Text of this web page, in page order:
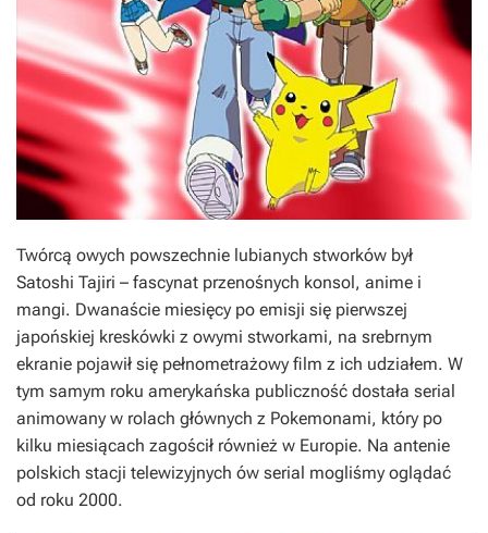
Twórcą owych powszechnie lubianych stworków był
Satoshi Tajiri – fascynat przenośnych konsol, anime i
mangi. Dwanaście miesięcy po emisji się pierwszej
japońskiej kreskówki z owymi stworkami, na srebrnym
ekranie pojawił się pełnometrażowy film z ich udziałem. W
tym samym roku amerykańska publiczność dostała serial
animowany w rolach głównych z Pokemonami, który po
kilku miesiącach zagościł również w Europie. Na antenie
polskich stacji telewizyjnych ów serial mogliśmy oglądać
od roku 2000.